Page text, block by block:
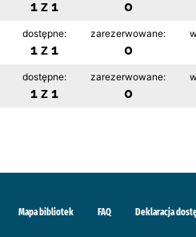
1 z 1 0
dostępne:
1 z 1
zarezerwowane:
0
dostępne:
1 z 1
zarezerwowane:
0
Mapa bibliotek FAQ Deklaracja